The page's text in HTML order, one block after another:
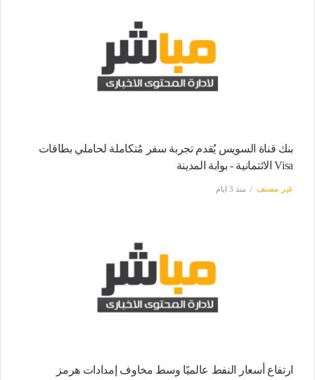
بنك قناة السويس يُقدم تجربة سفر مُتكاملة لحاملي بطاقات
Visa الائتمانية - بوابة المدينة
غير مصنف منذ 3 ايام
ارتفاع أسعار النفط عالميًا وسط مخاوف إمدادات هرمز